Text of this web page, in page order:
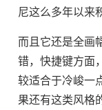
尼这么多年以来
而且它还是全画
错，快捷键方面
较适合于冷峻一
果还有这类风格